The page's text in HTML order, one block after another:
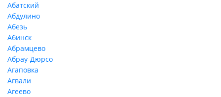
Абатский
Абдулино
Абезь
Абинск
Абрамцево
Абрау-Дюрсо
Агаповка
Агвали
Агеево